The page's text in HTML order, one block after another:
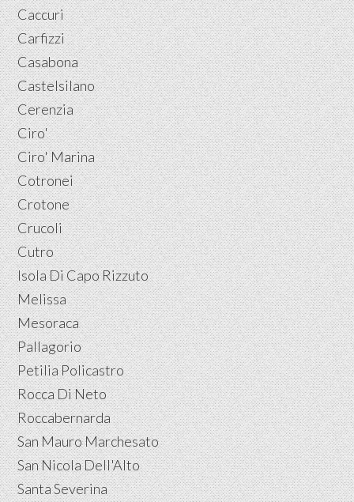
Caccuri
Carfizzi
Casabona
Castelsilano
Cerenzia
Ciro'
Ciro' Marina
Cotronei
Crotone
Crucoli
Cutro
Isola Di Capo Rizzuto
Melissa
Mesoraca
Pallagorio
Petilia Policastro
Rocca Di Neto
Roccabernarda
San Mauro Marchesato
San Nicola Dell'Alto
Santa Severina